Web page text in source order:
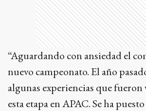
“Aguardando con ansiedad el
nuevo campeonato. El año
algunas experiencias que fueron
esta etapa en APAC. Se ha